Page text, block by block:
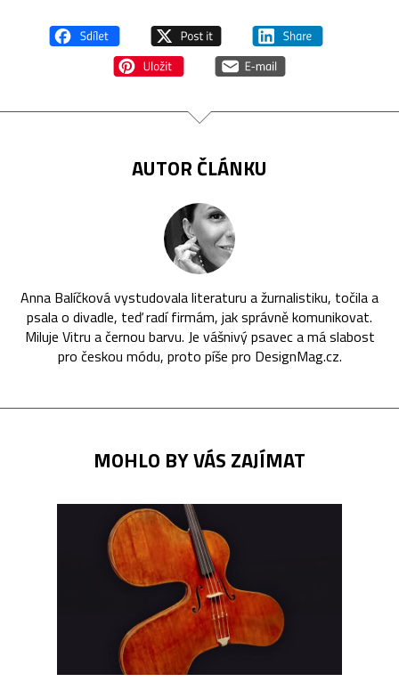
AUTOR ČLÁNKU
Anna Balíčková vystudovala literaturu a žurnalistiku, točila a
psala o divadle, teď radí firmám, jak správně komunikovat.
Miluje Vitru a černou barvu. Je vášnivý psavec a má slabost
pro českou módu, proto píše pro DesignMag.cz.
MOHLO BY VÁS ZAJÍMAT